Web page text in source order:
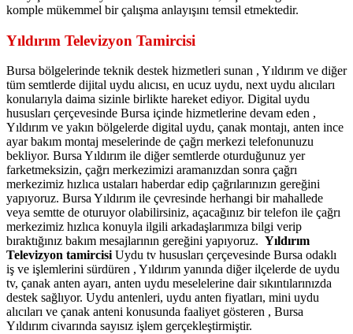
komple mükemmel bir çalışma anlayışını temsil etmektedir.
Yıldırım Televizyon Tamircisi
Bursa bölgelerinde teknik destek hizmetleri sunan , Yıldırım ve diğer
tüm semtlerde dijital uydu alıcısı, en ucuz uydu, next uydu alıcıları
konularıyla daima sizinle birlikte hareket ediyor. Digital uydu
hususları çerçevesinde Bursa içinde hizmetlerine devam eden ,
Yıldırım ve yakın bölgelerde digital uydu, çanak montajı, anten ince
ayar bakım montaj meselerinde de çağrı merkezi telefonunuzu
bekliyor. Bursa Yıldırım ile diğer semtlerde oturduğunuz yer
farketmeksizin, çağrı merkezimizi aramanızdan sonra çağrı
merkezimiz hızlıca ustaları haberdar edip çağrılarınızın gereğini
yapıyoruz. Bursa Yıldırım ile çevresinde herhangi bir mahallede
veya semtte de oturuyor olabilirsiniz, açacağınız bir telefon ile çağrı
merkezimiz hızlıca konuyla ilgili arkadaşlarımıza bilgi verip
bıraktığınız bakım mesajlarının gereğini yapıyoruz. Yıldırım
Televizyon tamircisi Uydu tv hususları çerçevesinde Bursa odaklı
iş ve işlemlerini sürdüren , Yıldırım yanında diğer ilçelerde de uydu
tv, çanak anten ayarı, anten uydu meselelerine dair sıkıntılarınızda
destek sağlıyor. Uydu antenleri, uydu anten fiyatları, mini uydu
alıcıları ve çanak anteni konusunda faaliyet gösteren , Bursa
Yıldırım civarında sayısız işlem gerçekleştirmiştir.